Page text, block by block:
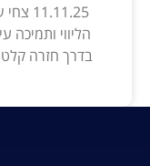
הליווי
בדרך חזרה